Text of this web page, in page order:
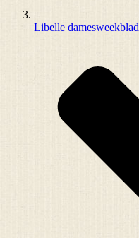
Libelle damesweekblad